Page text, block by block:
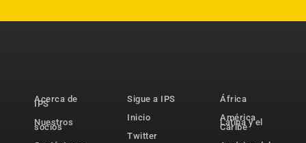
Acerca de
IPS
Nuestros
socios
Sigue a IPS
Inicio
Twitter
África
América
Latina y el
Caribe